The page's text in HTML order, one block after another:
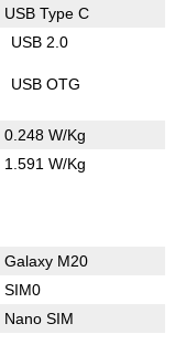
USB Type C
USB 2.0
USB OTG
0.248 W/Kg
1.591 W/Kg
Galaxy M20
SIM0
Nano SIM